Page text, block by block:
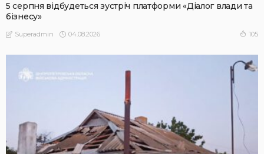
5 серпня відбудеться зустріч платформи «Діалог влади та
бізнесу»
Superadmin 04.08.2026 105